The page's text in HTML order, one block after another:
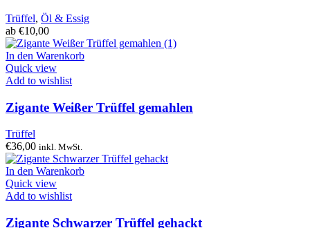
Trüffel, Öl & Essig
ab €10,00
In den Warenkorb
Quick view
Add to wishlist
Zigante Weißer Trüffel gemahlen
Trüffel
€36,00 inkl. MwSt.
In den Warenkorb
Quick view
Add to wishlist
Zigante Schwarzer Trüffel gehackt